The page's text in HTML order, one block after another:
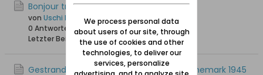
Bonjour tristesse - Kult und Skandal
von Uschi Danziger
0 Antworten
1.865 Hits0 Likes
Letzter Beitrag29.01.2025, 13:39
Gestrandet - Deutsche Flüchtlinge in Dänemark 1945
We process personal data
about users of our site, through
the use of cookies and other
technologies, to deliver our
services, personalize